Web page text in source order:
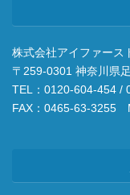
株式会社アイファース
〒259-0301 神奈川県
TEL：0120-604-454 /
FAX：0465-63-3255